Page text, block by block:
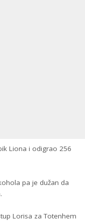
Liona i odigrao 256
pa je dužan da
Lorisa za Totenhem